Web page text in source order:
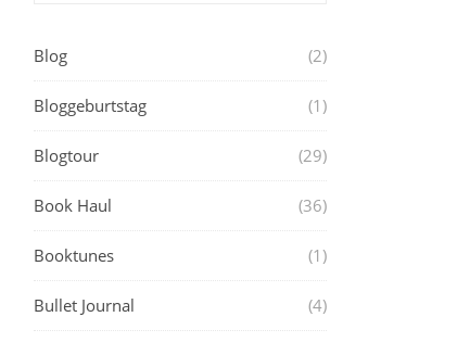
Blog (2)
Bloggeburtstag (1)
Blogtour (29)
Book Haul (36)
Booktunes (1)
Bullet Journal (4)